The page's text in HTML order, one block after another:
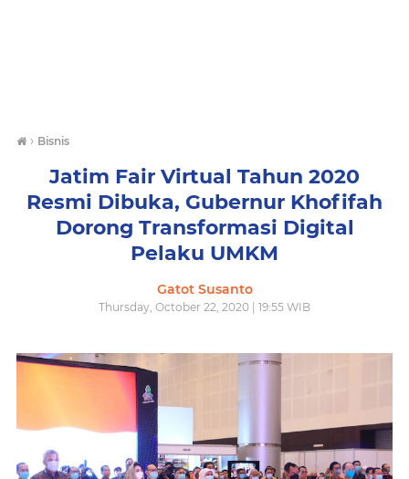
› Bisnis
Jatim Fair Virtual Tahun 2020
Resmi Dibuka, Gubernur Khofifah
Dorong Transformasi Digital
Pelaku UMKM
Gatot Susanto
Thursday, October 22, 2020 | 19:55 WIB